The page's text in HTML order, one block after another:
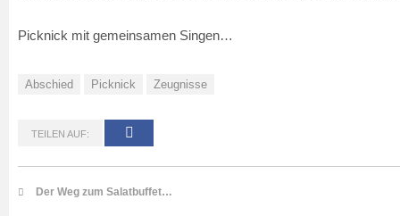
Picknick mit gemeinsamen Singen…
Abschied Picknick Zeugnisse
TEILEN AUF:
Der Weg zum Salatbuffet…